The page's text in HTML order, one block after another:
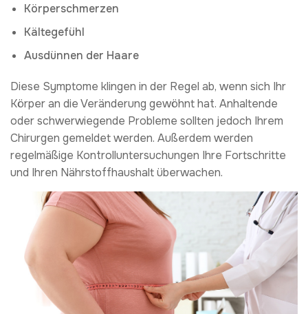
Körperschmerzen
Kältegefühl
Ausdünnen der Haare
Diese Symptome klingen in der Regel ab, wenn sich Ihr
Körper an die Veränderung gewöhnt hat. Anhaltende
oder schwerwiegende Probleme sollten jedoch Ihrem
Chirurgen gemeldet werden. Außerdem werden
regelmäßige Kontrolluntersuchungen Ihre Fortschritte
und Ihren Nährstoffhaushalt überwachen.